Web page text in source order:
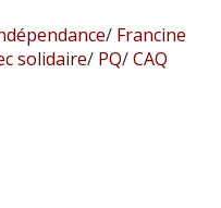
/ Francine
solidaire/ PQ/CAQ